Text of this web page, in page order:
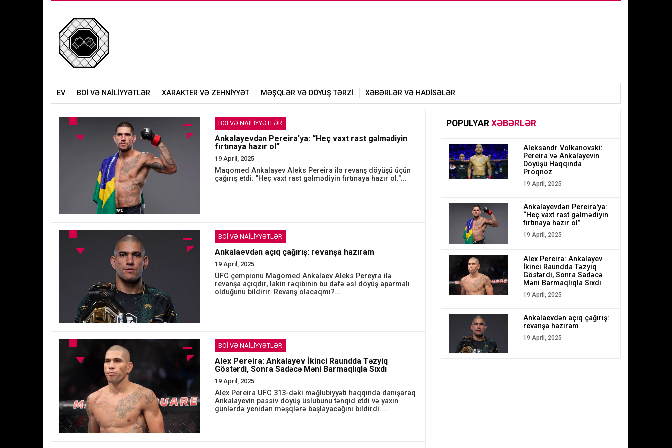
EV BOI VƏ NAILIYYƏTLƏR XARAKTER VƏ ZEHNIYYƏT MƏŞQLƏR VƏ DÖYÜŞ TƏRZI XƏBƏRLƏR VƏ HADISƏLƏR
BOI VƏ NAILIYYƏTLƏR
Ankalayevdən Pereira'ya: “Heç vaxt rast gəlmədiyin
fırtınaya hazır ol”
19 April, 2025
Maqomed Ankalayev Aleks Pereira ilə revanş döyüşü üçün
çağırış etdi: "Heç vaxt rast gəlmədiyin fırtınaya hazır ol."...
BOI VƏ NAILIYYƏTLƏR
Ankalaevdən açıq çağırış: revanşa hazıram
19 April, 2025
UFC çempionu Magomed Ankalaev Aleks Pereyra ilə
revanşa açıqdır, lakin rəqibinin bu dəfə əsl döyüş aparmalı
olduğunu bildirir. Revanş olacaqmı?...
BOI VƏ NAILIYYƏTLƏR
Alex Pereira: Ankalayev İkinci Raundda Təzyiq
Göstərdi, Sonra Sadəcə Məni Barmaqlıqla Sıxdı
19 April, 2025
Alex Pereira UFC 313-dəki məğlubiyyəti haqqında danışaraq
Ankalayevin passiv döyüş üslubunu tənqid etdi və yaxın
günlərdə yenidən məşqlərə başlayacağını bildirdi....
POPULYAR XƏBƏRLƏR
Aleksandr Volkanovski:
Pereira və Ankalayevin
Döyüşü Haqqında
Proqnoz
19 April, 2025
Ankalayevdən Pereira'ya:
“Heç vaxt rast gəlmədiyin
fırtınaya hazır ol”
19 April, 2025
Alex Pereira: Ankalayev
İkinci Raundda Təzyiq
Göstərdi, Sonra Sadəcə
Məni Barmaqlıqla Sıxdı
19 April, 2025
Ankalaevdən açıq çağırış:
revanşa hazıram
19 April, 2025